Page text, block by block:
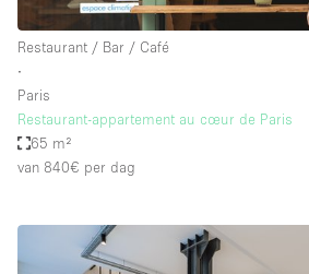
Restaurant / Bar / Café
∙
Paris
Restaurant-appartement au cœur de Paris
65 m²
van 840€ per dag